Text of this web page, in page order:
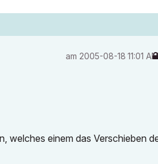
am ‎2005-08-18 11:01 AM
welches einem das Verschieben